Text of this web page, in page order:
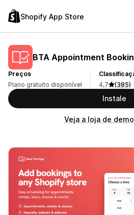
Shopify App Store
BTA Appointment
Preços
Plano gratuito disponível
4,7
(385)
Instale
Veja a loja de